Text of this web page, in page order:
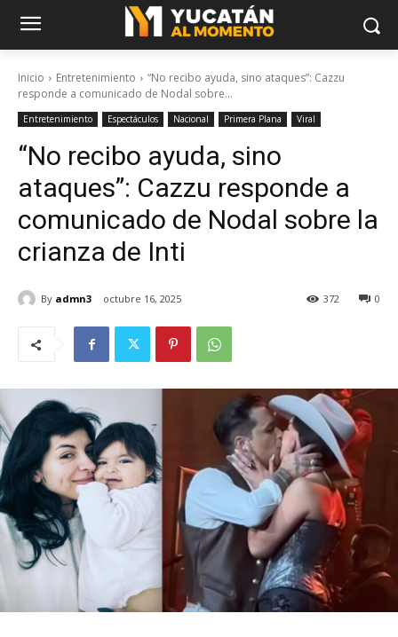
Inicio Entretenimiento
“No recibo ayuda, sino ataques”: Cazzu
responde a comunicado de Nodal sobre...
Entretenimiento Espectáculos Nacional Primera Plana Viral
“No recibo ayuda, sino
ataques”: Cazzu responde a
comunicado de Nodal sobre la
crianza de Inti
By admn3 octubre 16, 2025 0
372